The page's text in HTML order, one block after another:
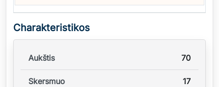
Charakteristikos
Aukštis 70
Skersmuo 17